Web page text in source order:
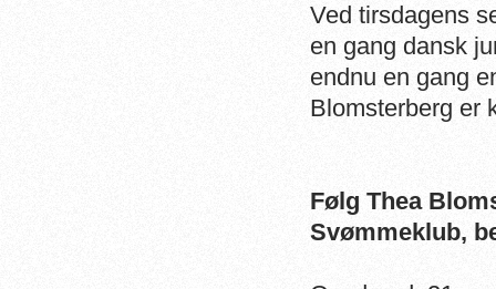
Ved tirsdagens
en gang dansk
endnu en gang
Blomsterberg er
Følg Thea
Svømmeklub,